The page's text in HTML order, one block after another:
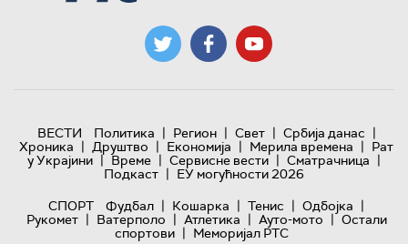
ВЕСТИ Политика | Регион | Свет | Србија данас |
Хроника | Друштво | Економија | Мерила времена | Рат
у Украјини | Време | Сервисне вести | Сматрачница |
Подкаст | ЕУ могућности 2026
СПОРТ
Фудбал | Кошарка | Тенис | Одбојка |
Рукомет | Ватерполо | Атлетика | Ауто-мото | Остали
спортови | Меморијал РТС